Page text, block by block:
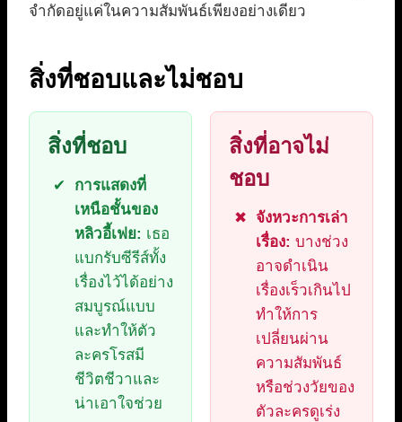
จำกัดอยู่แค่ในความสัมพันธ์เพียงอย่างเดียว
สิ่งที่ชอบและไม่ชอบ
สิ่งที่ชอบ
การแสดงที่
เหนือชั้นของ
หลิวอี้เฟย: เธอ
แบกรับซีรีส์ทั้ง
เรื่องไว้ได้อย่าง
สมบูรณ์แบบ
และทำให้ตัว
ละครโรสมี
ชีวิตชีวาและ
น่าเอาใจช่วย
สิ่งที่อาจไม่
ชอบ
จังหวะการเล่า
เรื่อง: บางช่วง
อาจดำเนิน
เรื่องเร็วเกินไป
ทำให้การ
เปลี่ยนผ่าน
ความสัมพันธ์
หรือช่วงวัยของ
ตัวละครดูเร่ง